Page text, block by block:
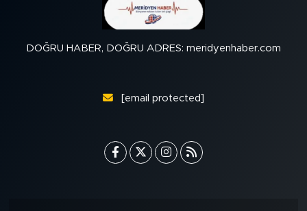
DOĞRU HABER, DOĞRU ADRES: meridyenhaber.com
[email protected]